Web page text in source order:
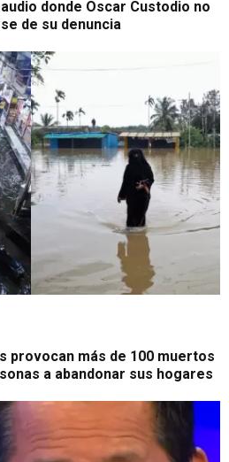
donde Oscar Custodio no
de su denuncia
provocan más de 100 muertos
a abandonar sus hogares